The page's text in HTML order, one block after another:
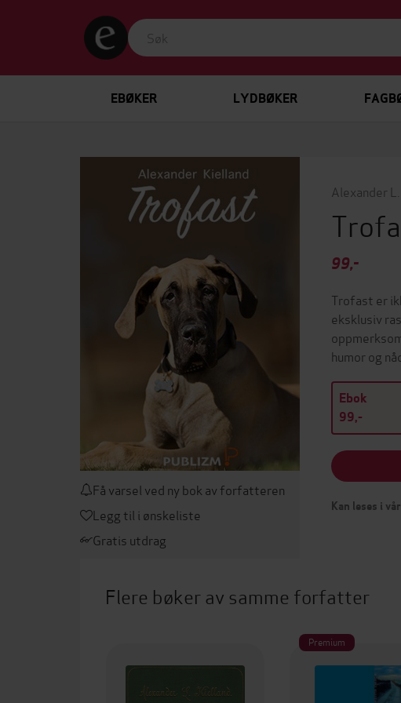
EBØKER LYDBØKER
Få varsel ved ny bok av forfatteren
Legg til i ønskeliste
Gratis utdrag
Alexander
99,-
Trofast er
eksklusiv
humor og
Ebok
99,-
Kan leses i
Flere bøker av samme forfatter
Premium